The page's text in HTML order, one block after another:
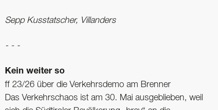
Sepp Kusstatscher, Villanders
- - -
Kein weiter so
ff 23/26 über die Verkehrs­demo am Brenner
Das Verkehrschaos ist am 30. Mai ausge­blieben, weil